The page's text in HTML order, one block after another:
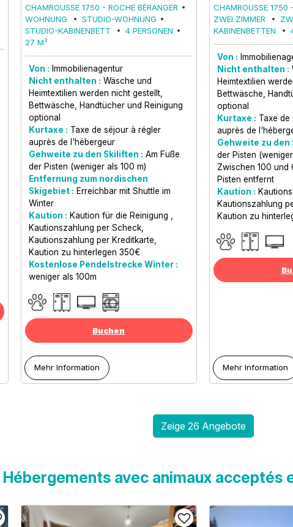
CHAMROUSSE 1750 - ROCHE BÉRANGER
WOHNUNG
STUDIO-WOHNUNG
STUDIO-KABINENBETT
4 PERSONEN
27 M²
Von : Immobilienagentur
Nicht enthalten : Wäsche und
Heimtextilien werden nicht gestellt
Bettwäsche, Handtücher und Reinigung
optional
Kurtaxe : Taxe de séjour à régler
auprès de l'hébergeur
Gehweite zu den Skiliften : Am Fuße
der Pisten (weniger als 100 m)
Entfernung zum nordischen
Skigebiet : Erreichbar mit Shuttle im
Winter
Kaution : Kaution für die Reinigung
Kautionszahlung per Scheck
Kautionszahlung per Kreditkarte
Kaution zu hinterlegen 350€
Kostenlose Pendelstrecke Winter :
weniger als 100m
Buchen
Mehr Information
CHAMROUSSE 1750
ZWEI ZIMMER
KABINENBETTEN
Von :
Nicht enthalten :
Heimtextilien
Bettwäsche,
optional
Kurtaxe : Taxe
auprès de
Gehweite zu den
der Pisten
Zwischen 100 und
Pisten entfernt
Kaution :
Kautionszahlung
Kaution zu
Mehr Information
Zeige 26 Angebote
Hébergements avec animaux acceptés